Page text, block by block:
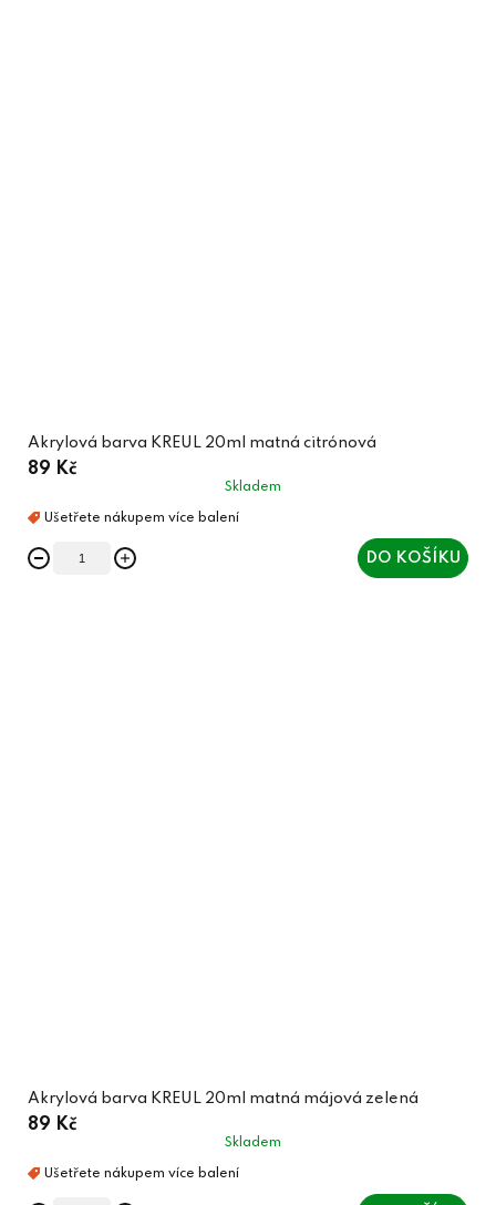
Akrylová barva KREUL 20ml matná citrónová
89 Kč
Skladem
DO KOŠÍKU
Akrylová barva KREUL 20ml matná májová zelená
89 Kč
Skladem